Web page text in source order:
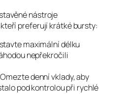
nástroje
preferují krátké bursty:
maximální délku
nepřekročili
Omezte denní vklady, aby
pod kontrolou při rychlé